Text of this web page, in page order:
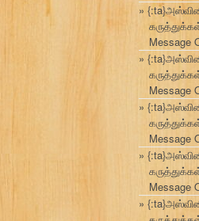
Message
Message
Message
Message